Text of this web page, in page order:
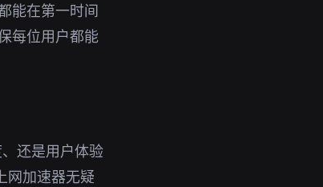
能在第一时间
每位用户都能
还是用户体验
网加速器无疑